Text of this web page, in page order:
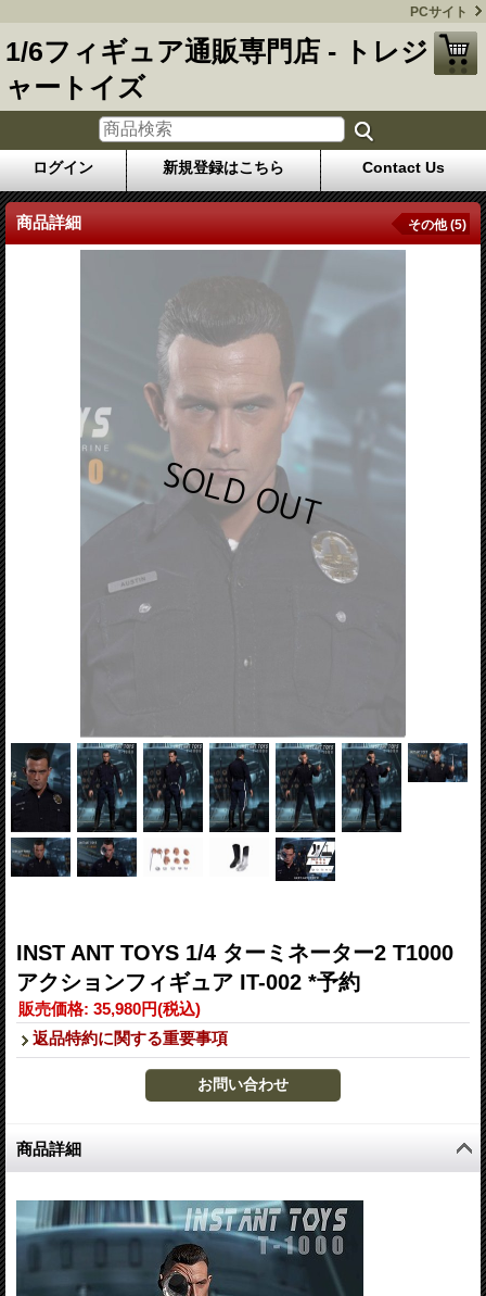
PCサイト
1/6フィギュア通販専門店 - トレジ
ャートイズ
ログイン 新規登録はこちら Contact Us
商品詳細 その他 (5)
INST ANT TOYS 1/4 ターミネーター2 T1000
アクションフィギュア IT-002 *予約
販売価格: 35,980円(税込)
返品特約に関する重要事項
商品詳細